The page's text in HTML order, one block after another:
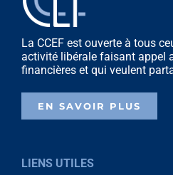
La CCEF est ouverte à tous
activité libérale faisant appel
financières et qui veulent
EN SAVOIR PLUS
LIENS UTILES